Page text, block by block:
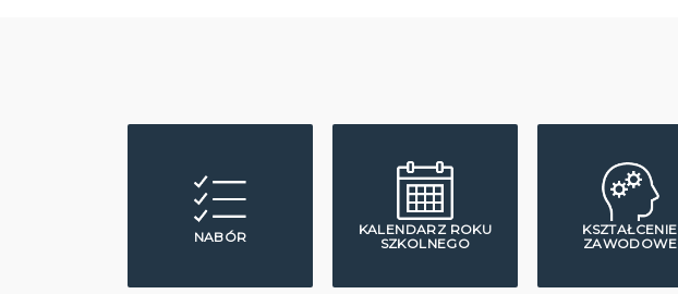
NABÓR
KALENDARZ ROKU
SZKOLNEGO
KSZTAŁCENIE
ZAWODOWE